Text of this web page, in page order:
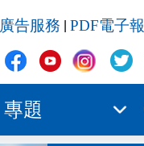
廣告服務 PDF電子報
專題